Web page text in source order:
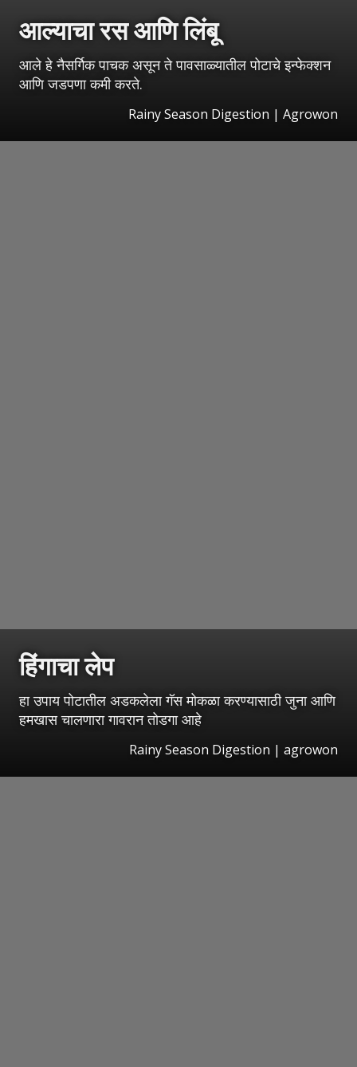
आल्याचा रस आणि लिंबू
आले हे नैसर्गिक पाचक असून ते पावसाळ्यातील पोटाचे इन्फेक्शन
आणि जडपणा कमी करते.
Rainy Season Digestion | Agrowon
हिंगाचा लेप
हा उपाय पोटातील अडकलेला गॅस मोकळा करण्यासाठी जुना आणि
हमखास चालणारा गावरान तोडगा आहे
Rainy Season Digestion | agrowon